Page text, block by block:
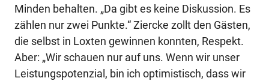
Minden behalten. „Da gibt es keine Diskussion. Es
zählen nur zwei Punkte.“ Ziercke zollt den Gästen,
die selbst in Loxten gewinnen konnten, Respekt.
Aber: „Wir schauen nur auf uns. Wenn wir unser
Leistungspotenzial, bin ich optimistisch, dass wir